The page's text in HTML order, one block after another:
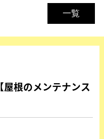
一覧
根のメンテナンス